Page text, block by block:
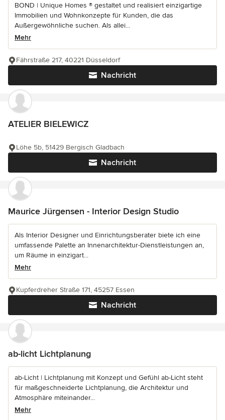
BOND | Unique Homes ® gestaltet und realisiert einzigartige
Immobilien und Wohnkonzepte für Kunden, die das
Außergewöhnliche suchen. Als allei...
Mehr
Nachricht
Fährstraße 217, 40221 Düsseldorf
ATELIER BIELEWICZ
Nachricht
Löhe 5b, 51429 Bergisch Gladbach
Maurice Jürgensen - Interior Design Studio
Als Interior Designer und Einrichtungsberater biete ich eine
umfassende Palette an Innenarchitektur-Dienstleistungen an,
um Räume in einzigart...
Mehr
Nachricht
Kupferdreher Straße 171, 45257 Essen
ab-licht Lichtplanung
ab-Licht | Lichtplanung mit Konzept und Gefühl ab-Licht steht
für maßgeschneiderte Lichtplanung, die Architektur und
Atmosphäre miteinander...
Mehr